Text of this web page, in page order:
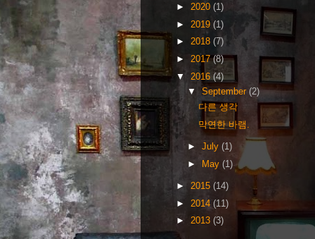
► 2020 (1)
► 2019 (1)
► 2018 (7)
► 2017(8)
▼ 2016 (4)
▼September (2)
다른 생각
막연한 바램.
► July (1)
► May (1)
► 2015 (14)
► 2014 (11)
► 2013 (3)